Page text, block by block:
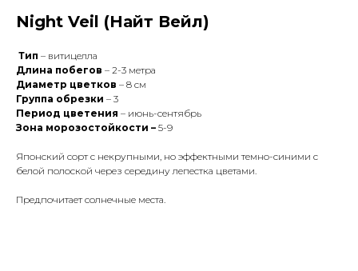
Night Veil (Найт Вейл)
Тип – витицелла
Длина побегов – 2-3 метра
Диаметр цветков – 8 см
Группа обрезки – 3
Период цветения – июнь-сентябрь
Зона морозостойкости – 5-9
Японский сорт с некрупными, но эффектными темно-синими с
белой полоской через середину лепестка цветами.
Предпочитает солнечные места.